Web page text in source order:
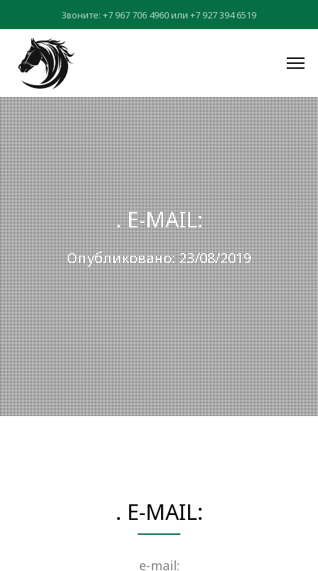
Звоните: +7 967 706 4960или +7 927 394 6519
. E-MAIL:
Опубликовано: 23/08/2019
. E-MAIL:
e-mail: